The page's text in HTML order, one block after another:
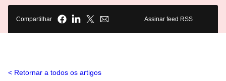
Compartilhar Assinar feed RSS
Retornar a todos os artigos